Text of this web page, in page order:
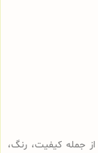
جمله کیفیت، رنگ،